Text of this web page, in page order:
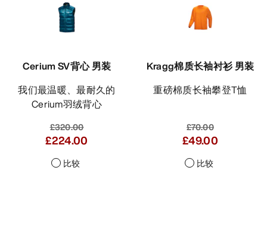
Cerium SV背心 男装
我们最温暖、最耐久的
Cerium羽绒背心
£320.00
£224.00
比较
Kragg棉质长袖衬衫 男装
重磅棉质长袖攀登T恤
£70.00
£49.00
比较